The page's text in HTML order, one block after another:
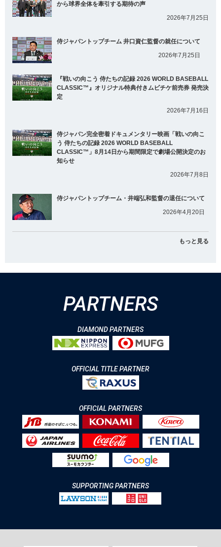
から球界全体を牽引する期待の声
2026年7月25日
侍ジャパントップチーム 井口資仁監督の就任について
2026年7月25日
『戦いの向こう 侍たちの記録 2026 WORLD BASEBALL
CLASSIC™』オリジナル特典付きムビチケ前売券 発売決
定
2026年7月16日
侍ジャパン完全密着ドキュメンタリー映画「戦いの向こ
う 侍たちの記録 2026 WORLD BASEBALL
CLASSIC™」8月14日から期間限定で劇場公開決定のお
知らせ
2026年7月8日
侍ジャパントップチーム・井端弘和監督の退任について
2026年4月20日
もっと見る
PARTNERS
DIAMOND PARTNERS
OFFICIAL TITLE PARTNER
OFFICIAL PARTNERS
SUPPORTING PARTNERS